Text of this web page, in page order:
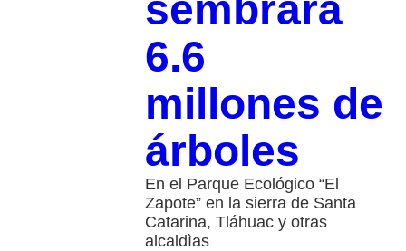
6.6
millones de
árboles
En el Parque Ecológico “El
Zapote” en la sierra de Santa
Catarina, Tláhuac y otras
alcaldìas